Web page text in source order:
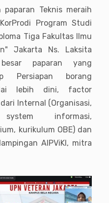
Teknis meraih
Program Studi
Tiga Fakultas Ilmu
Jakarta Ns. Laksita
paparan yang
Persiapan borang
lebih dini, factor
Internal (Organisasi,
informasi,
kurikulum OBE) dan
AIPViKI, mitra